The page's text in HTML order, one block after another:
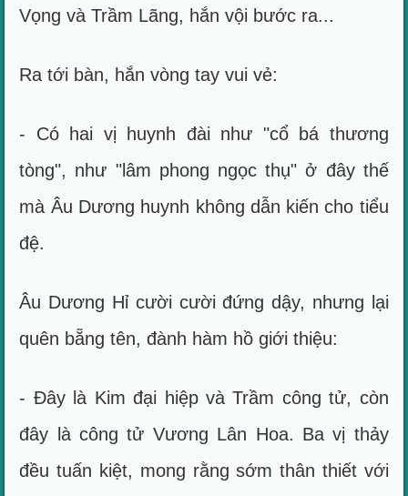
Vọng và Trầm Lãng, hắn vội bước ra...
Ra tới bàn, hắn vòng tay vui vẻ:
- Có hai vị huynh đài như "cổ bá thương
tòng", như "lâm phong ngọc thụ" ở đây thế
mà Âu Dương huynh không dẫn kiến cho tiểu
đệ.
Âu Dương Hỉ cười cười đứng dậy, nhưng lại
quên bẵng tên, đành hàm hồ giới thiệu:
- Đây là Kim đại hiệp và Trầm công tử, còn
đây là công tử Vương Lân Hoa. Ba vị thảy
đều tuấn kiệt, mong rằng sớm thân thiết với